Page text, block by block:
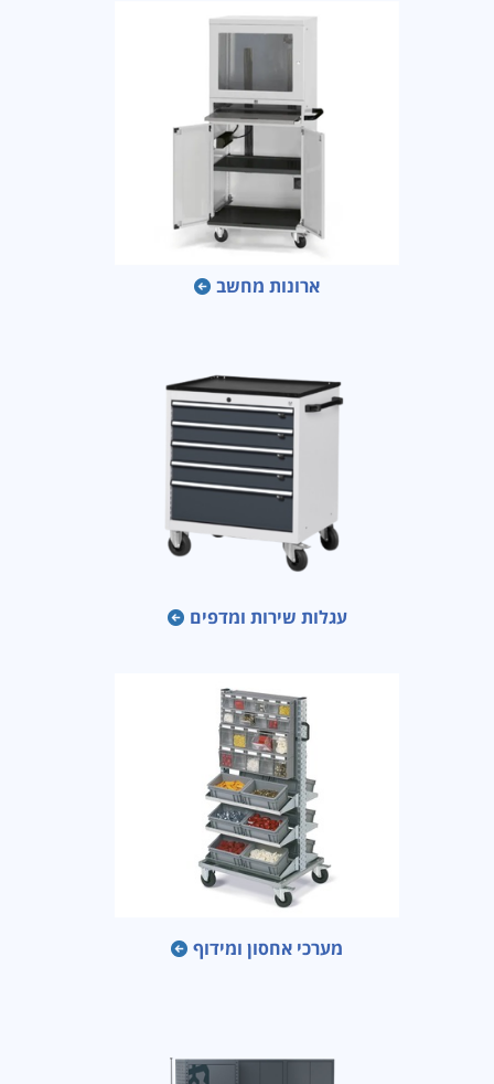
ארונות מחשב
עגלות שירות ומדפים
מערכי אחסון ומידוף